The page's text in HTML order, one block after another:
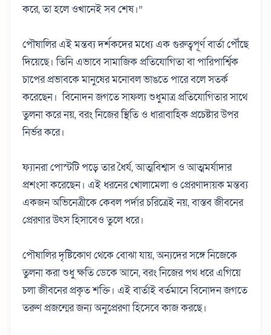
করে, তা হলে ওখানেই সব শেষ।”
পৌষালির এই মন্তব্য দর্শকদের মধ্যে এক গুরুত্বপূর্ণ বার্তা পৌঁছে
দিয়েছে। তিনি এভাবে সামাজিক প্রতিযোগিতা বা পারিপার্শ্বিক
চাপের প্রভাবকে মানুষের মনোবল ভাঙতে পারে বলে সতর্ক
করেছেন। বিনোদন জগতে সাফল্য শুধুমাত্র প্রতিযোগিতার সাথে
তুলনা করে নয়, বরং নিজের স্থিতি ও ধারাবাহিক প্রচেষ্টার উপর
নির্ভর করে।
ফ্যানরা পোস্টটি পড়ে তার ধৈর্য, আত্মবিশ্বাস ও আত্মমর্যাদার
প্রশংসা করেছেন। এই ধরনের খোলামেলা ও প্রেরণাদায়ক মন্তব্য
একজন অভিনেত্রীকে কেবল পর্দার চরিত্রেই নয়, বাস্তব জীবনের
প্রেরণার উৎস হিসাবেও তুলে ধরে।
পৌষালির দৃষ্টিকোণ থেকে বোঝা যায়, অন্যদের সঙ্গে নিজেকে
তুলনা করা শুধু ক্ষতি ডেকে আনে, বরং নিজের পথ ধরে এগিয়ে
চলা জীবনের প্রকৃত শক্তি। এই বার্তাই বর্তমানে বিনোদন জগতে
তরুণ প্রজন্মের জন্য অনুপ্রেরণা হিসেবে কাজ করছে।